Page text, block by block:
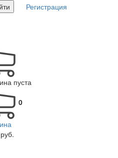
Регистрация
пуста
0
руб.